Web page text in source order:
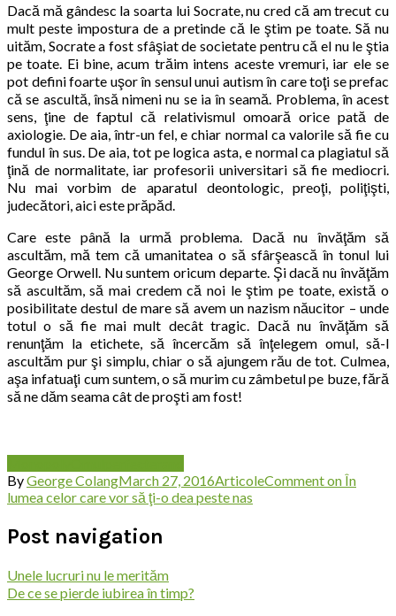
Dacă mă gândesc la soarta lui Socrate, nu cred că am trecut cu
mult peste impostura de a pretinde că le ştim pe toate. Să nu
uităm, Socrate a fost sfâşiat de societate pentru că el nu le ştia
pe toate. Ei bine, acum trăim intens aceste vremuri, iar ele se
pot defini foarte uşor în sensul unui autism în care toţi se prefac
că se ascultă, însă nimeni nu se ia în seamă. Problema, în acest
sens, ţine de faptul că relativismul omoară orice pată de
axiologie. De aia, într-un fel, e chiar normal ca valorile să fie cu
fundul în sus. De aia, tot pe logica asta, e normal ca plagiatul să
ţină de normalitate, iar profesorii universitari să fie mediocri.
Nu mai vorbim de aparatul deontologic, preoţi, poliţişti,
judecători, aici este prăpăd.
Care este până la urmă problema. Dacă nu învăţăm să
ascultăm, mă tem că umanitatea o să sfârşească în tonul lui
George Orwell. Nu suntem oricum departe. Şi dacă nu învăţăm
să ascultăm, să mai credem că noi le ştim pe toate, există o
posibilitate destul de mare să avem un nazism năucitor – unde
totul o să fie mai mult decât tragic. Dacă nu învăţăm să
renunţăm la etichete, să încercăm să înţelegem omul, să-l
ascultăm pur şi simplu, chiar o să ajungem rău de tot. Culmea,
aşa infatuaţi cum suntem, o să murim cu zâmbetul pe buze, fără
să ne dăm seama cât de proşti am fost!
ByGeorge ColangMarch 27, 2016ArticoleCommenton În
lumea celor care vor să ţi-o dea peste nas
Post navigation
Unele lucruri nu le merităm
De ce se pierde iubirea în timp?